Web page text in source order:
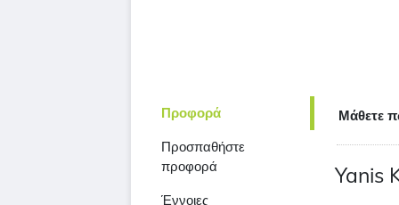
Προφορά
Προσπαθήστε
προφορά
Έννοιες
Μάθετε
Yanis